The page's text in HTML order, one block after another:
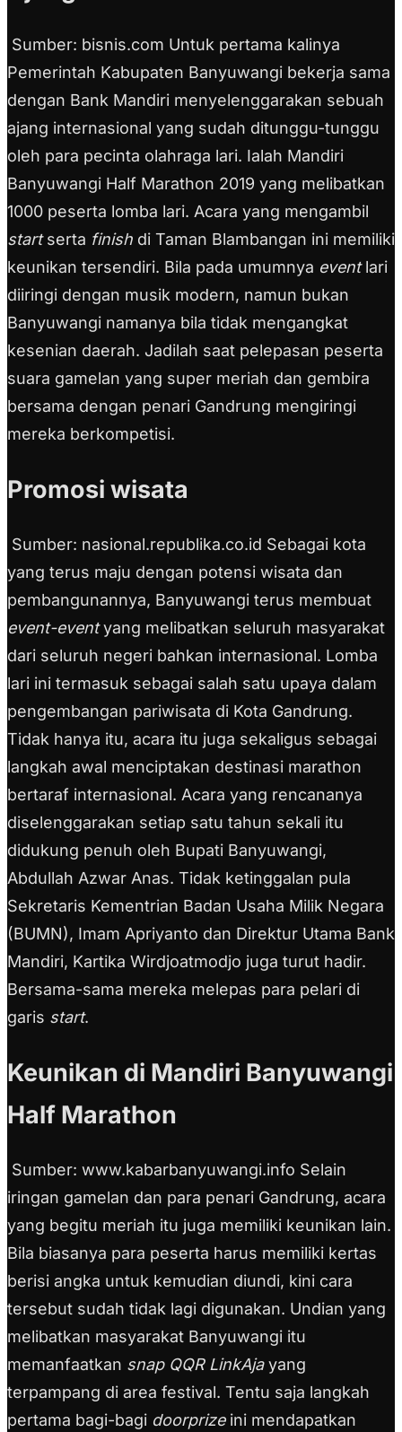
Sumber: bisnis.com Untuk pertama kalinya
Pemerintah Kabupaten Banyuwangi bekerja sama
dengan Bank Mandiri menyelenggarakan sebuah
ajang internasional yang sudah ditunggu-tunggu
oleh para pecinta olahraga lari. Ialah Mandiri
Banyuwangi Half Marathon 2019 yang melibatkan
1000 peserta lomba lari. Acara yang mengambil
startserta finish di Taman Blambangan ini memiliki
keunikan tersendiri. Bila pada umumnya eventlari
diiringi dengan musik modern, namun bukan
Banyuwangi namanya bila tidak mengangkat
kesenian daerah. Jadilah saat pelepasan peserta
suara gamelan yang super meriah dan gembira
bersama dengan penari Gandrung mengiringi
mereka berkompetisi.
Promosi wisata
Sumber: nasional.republika.co.id Sebagai kota
yang terus maju dengan potensi wisata dan
pembangunannya, Banyuwangi terus membuat
event-eventyang melibatkan seluruh masyarakat
dari seluruh negeri bahkan internasional. Lomba
lari ini termasuk sebagai salah satu upaya dalam
pengembangan pariwisata di Kota Gandrung.
Tidak hanya itu, acara itu juga sekaligus sebagai
langkah awal menciptakan destinasi marathon
bertaraf internasional. Acara yang rencananya
diselenggarakan setiap satu tahun sekali itu
didukung penuh oleh Bupati Banyuwangi,
Abdullah Azwar Anas. Tidak ketinggalan pula
Sekretaris Kementrian Badan Usaha Milik Negara
(BUMN), Imam Apriyanto dan Direktur Utama Bank
Mandiri, Kartika Wirdjoatmodjo juga turut hadir.
Bersama-sama mereka melepas para pelari di
garis start.
Keunikan di Mandiri Banyuwangi
Half Marathon
Sumber: www.kabarbanyuwangi.info Selain
iringan gamelan dan para penari Gandrung, acara
yang begitu meriah itu juga memiliki keunikan lain.
Bila biasanya para peserta harus memiliki kertas
berisi angka untuk kemudian diundi, kini cara
tersebut sudah tidak lagi digunakan. Undian yang
melibatkan masyarakat Banyuwangi itu
memanfaatkan snap QQR LinkAjayang
terpampang di area festival. Tentu saja langkah
pertama bagi-bagi doorprizeini mendapatkan